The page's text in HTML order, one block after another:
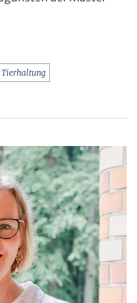
Tierhaltung